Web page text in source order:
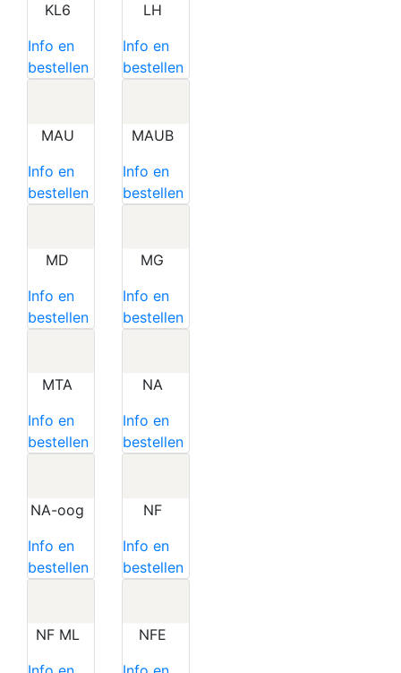
KL6
Info en
bestellen
LH
Info en
bestellen
MAU
Info en
bestellen
MAUB
Info en
bestellen
MD
Info en
bestellen
MG
Info en
bestellen
MTA
Info en
bestellen
NA
Info en
bestellen
NA-oog
Info en
bestellen
NF
Info en
bestellen
NF ML
NFE